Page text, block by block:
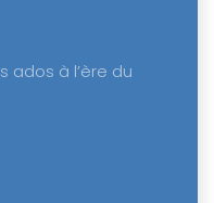
ados à l’ère du